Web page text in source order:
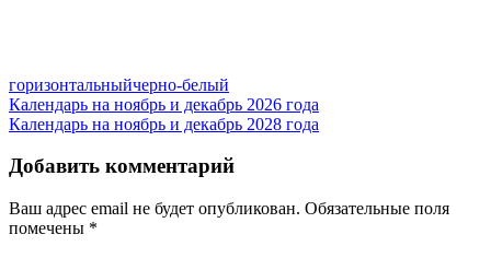
горизонтальныйчерно-белый
Навигация
по
записям
Календарь на ноябрь и декабрь 2026 года
Календарь на ноябрь и декабрь 2028 года
Добавить комментарий
Ваш адрес email не будет опубликован. Обязательные поля
помечены *